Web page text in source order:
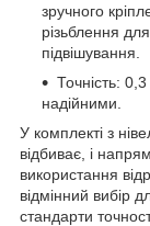
зручного
різьблення
підвішування.
Точність:
надійними.
У комплекті з
відбиває, і
використання
відмінний вибір
стандарти